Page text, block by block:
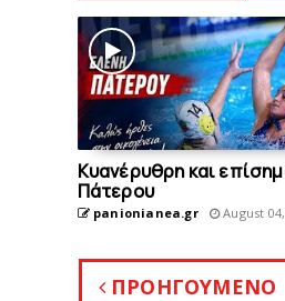
Kυανέρυθρη και
Πάτερου
panionianea.gr August
ΠΡΟΗΓΟΥΜΕΝΟ